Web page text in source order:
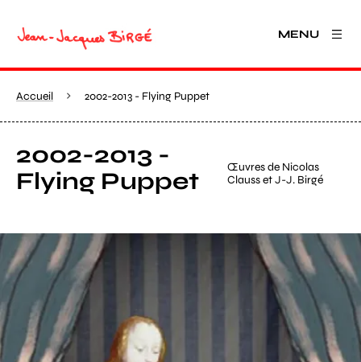
MENU
Accueil 2002-2013 - Flying Puppet
2002-2013 -
Flying Puppet
Œuvres de Nicolas
Clauss et J-J. Birgé
Agrandir